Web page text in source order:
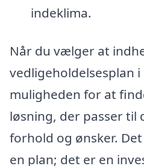
indeklima.
Når du vælger at
vedligeholdelsesplan
muligheden for at
løsning, der passer til
forhold og ønsker.
en plan; det er en